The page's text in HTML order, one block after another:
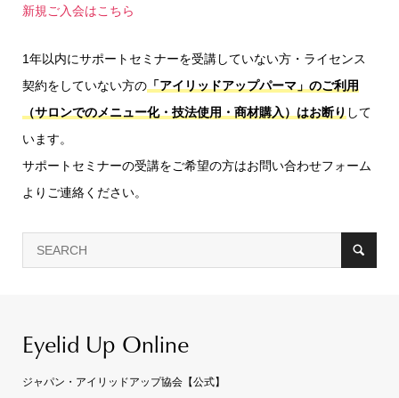
新規ご入会はこちら
1年以内にサポートセミナーを受講していない方・ライセンス
契約をしていない方の「アイリッドアップパーマ」のご利用
（サロンでのメニュー化・技法使用・商材購入）はお断り して
います。
サポートセミナーの受講をご希望の方はお問い合わせフォーム
よりご連絡ください。
Eyelid Up Online
ジャパン・アイリッドアップ協会【公式】